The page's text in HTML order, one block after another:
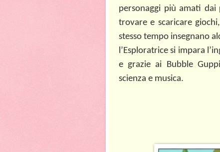
personaggi più amati
trovare e scaricare
stesso tempo insegnano
l’Esploratrice si impara
e grazie ai Bubble
scienza e musica.